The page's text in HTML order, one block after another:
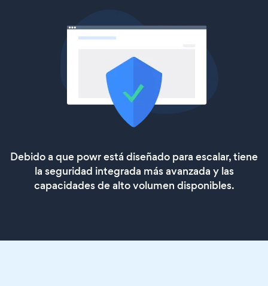
Debido a que powr está diseñado para escalar, tiene
la seguridad integrada más avanzada y las
capacidades de alto volumen disponibles.